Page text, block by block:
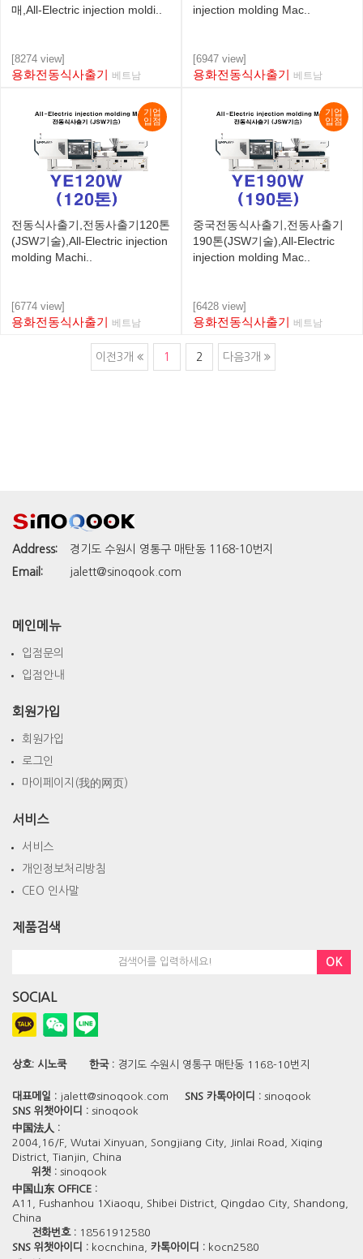
매,All-Electric injection moldi..
[8274 view]
용화전동식사출기 베트남
injection molding Mac..
[6947 view]
용화전동식사출기 베트남
기업
입점
전동식사출기,전동사출기120톤
(JSW기술),All-Electric injection
molding Machi..
[6774 view]
용화전동식사출기 베트남
기업
입점
중국전동식사출기,전동사출기
190톤(JSW기술),All-Electric
injection molding Mac..
[6428 view]
용화전동식사출기 베트남
이전3개 1 2 다음3개
Address:
경기도 수원시 영통구 매탄동 1168-10번지
Email:
jalett@sinoqook.com
메인메뉴
입점문의
입점안내
회원가입
회원가입
로그인
마이페이지(我的网页)
서비스
서비스
개인정보처리방침
CEO 인사말
제품검색
OK
SOCIAL
상호: 시노쿡 한국 : 경기도 수원시 영통구 매탄동 1168-10번지
대표메일 : jalett@sinoqook.com SNS 카톡아이디 : sinoqook
SNS 위챗아이디 : sinoqook
中国法人 :
2004,16/F, Wutai Xinyuan, Songjiang City, Jinlai Road, Xiqing
District, Tianjin, China
위챗 : sinoqook
中国山东 OFFICE :
A11, Fushanhou 1Xiaoqu, Shibei District, Qingdao City, Shandong,
China
전화번호 : 18561912580
SNS 위챗아이디 : kocnchina, 카톡아이디 : kocn2580